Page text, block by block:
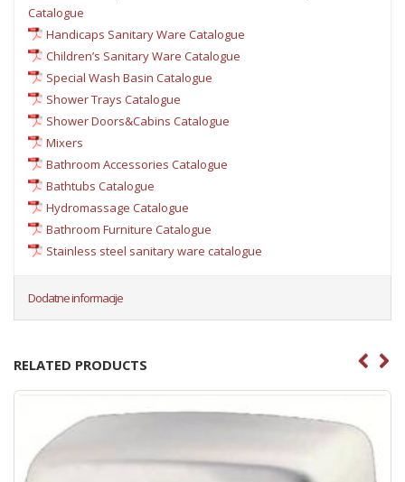
Catalogue
Handicaps Sanitary Ware Catalogue
Children’s Sanitary Ware Catalogue
Special Wash Basin Catalogue
Shower Trays Catalogue
Shower Doors&Cabins Catalogue
Mixers
Bathroom Accessories Catalogue
Bathtubs Catalogue
Hydromassage Catalogue
Bathroom Furniture Catalogue
Stainless steel sanitary ware catalogue
Dodatne informacije
RELATED PRODUCTS